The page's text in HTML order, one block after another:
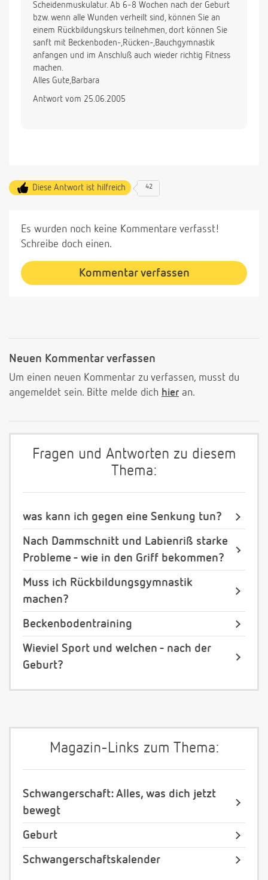
Scheidenmuskulatur. Ab 6-8 Wochen nach der Geburt
bzw. wenn alle Wunden verheilt sind, können Sie an
einem Rückbildungskurs teilnehmen, dort können Sie
sanft mit Beckenboden-,Rücken-,Bauchgymnastik
anfangen und im Anschluß auch wieder richtig Fitness
machen.
Alles Gute,Barbara
Antwort vom 25.06.2005
Diese Antwort ist hilfreich 42
Es wurden noch keine Kommentare verfasst!
Schreibe doch einen.
Kommentar verfassen
Neuen Kommentar verfassen
Um einen neuen Kommentar zu verfassen, musst du
angemeldet sein. Bitte melde dich hier an.
Fragen und Antworten zu diesem
Thema:
was kann ich gegen eine Senkung tun?
Nach Dammschnitt und Labienriß starke
Probleme - wie in den Griff bekommen?
Muss ich Rückbildungsgymnastik
machen?
Beckenbodentraining
Wieviel Sport und welchen - nach der
Geburt?
Magazin-Links zum Thema:
Schwangerschaft: Alles, was dich jetzt
bewegt
Geburt
Schwangerschaftskalender